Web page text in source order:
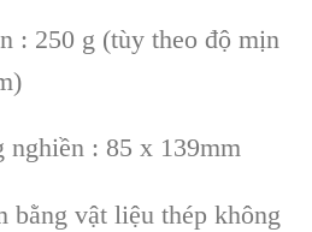
: 250 g (tùy theo độ mịn
: 85 x 139mm
bằng vật liệu thép không